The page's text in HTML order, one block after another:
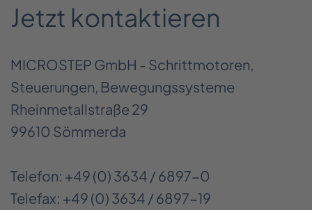
Jetzt kontaktieren
MICROSTEP GmbH - Schrittmotoren,
Steuerungen, Bewegungssysteme
Rheinmetallstraße 29
99610 Sömmerda
Telefon: +49 (0) 3634 / 6897-0
Telefax: +49 (0) 3634 / 6897-19